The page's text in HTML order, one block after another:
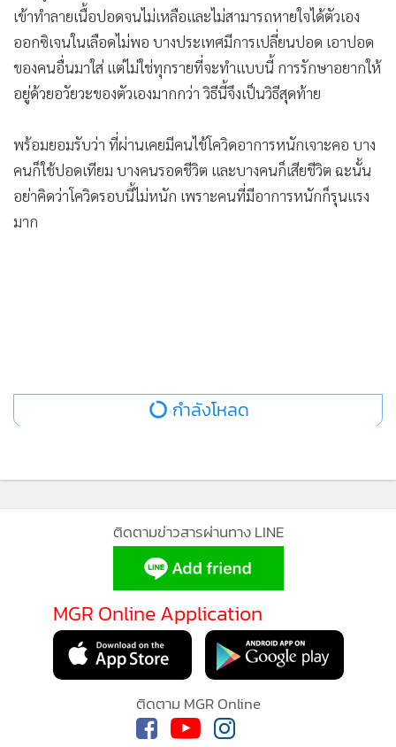
เข้าทำลายเนื้อปอดจนไม่เหลือและไม่สามารถหายใจได้ตัวเอง
ออกซิเจนในเลือดไม่พอ บางประเทศมีการเปลี่ยนปอด เอาปอด
ของคนอื่นมาใส่ แต่ไม่ใช่ทุกรายที่จะทำแบบนี้ การรักษาอยากให้
อยู่ด้วยอวัยวะของตัวเองมากกว่า วิธีนี้จึงเป็นวิธีสุดท้าย
พร้อมยอมรับว่า ที่ผ่านเคยมีคนไข้โควิดอาการหนักเจาะคอ บาง
คนก็ใช้ปอดเทียม บางคนรอดชีวิต และบางคนก็เสียชีวิต ฉะนั้น
อย่าคิดว่าโควิดรอบนี้ไม่หนัก เพราะคนที่มีอาการหนักก็รุนแรง
มาก
กำลังโหลด
ติดตามข่าวสารผ่านทาง LINE
MGR Online Application
ติดตาม MGR Online